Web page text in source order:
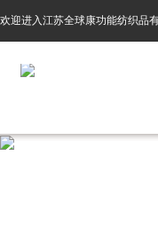
欢迎进入江苏全球康功能纺织品